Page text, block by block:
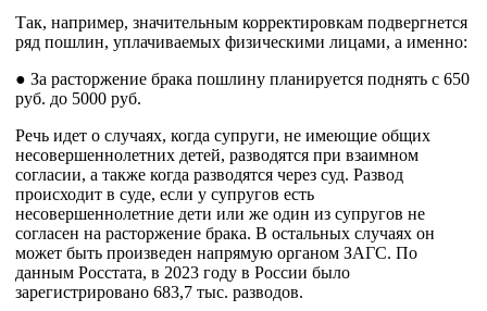
Так, например, значительным корректировкам подвергнется
ряд пошлин, уплачиваемых физическими лицами, а именно:
● За расторжение брака пошлину планируется поднять с 650
руб. до 5000 руб.
Речь идет о случаях, когда супруги, не имеющие общих
несовершеннолетних детей, разводятся при взаимном
согласии, а также когда разводятся через суд. Развод
происходит в суде, если у супругов есть
несовершеннолетние дети или же один из супругов не
согласен на расторжение брака. В остальных случаях он
может быть произведен напрямую органом ЗАГС. По
данным Росстата, в 2023 году в России было
зарегистрировано 683,7 тыс. разводов.